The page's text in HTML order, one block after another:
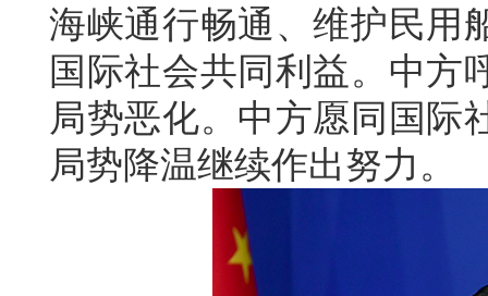
海峡通行畅通、维护民用
国际社会共同利益。中方
局势恶化。中方愿同国际
局势降温继续作出努力。